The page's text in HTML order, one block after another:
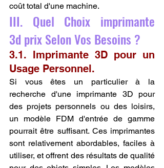
coût total d'une machine.
III. Quel Choix imprimante
3d prix Selon Vos Besoins ?
3.1. Imprimante 3D pour un
Usage Personnel.
Si vous êtes un particulier à la
recherche d'une imprimante 3D pour
des projets personnels ou des loisirs,
un modèle FDM d'entrée de gamme
pourrait être suffisant. Ces imprimantes
sont relativement abordables, faciles à
utiliser, et offrent des résultats de qualité